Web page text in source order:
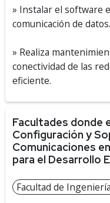
» Instalar el software
comunicación de datos.
» Realiza
conectividad de las
eficiente.
Facultades donde
Configuración y
Comunicaciones
para el Desarrollo
Facultad de